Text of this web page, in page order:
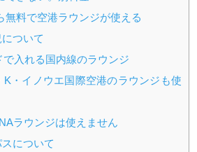
料で空港ラウンジが使える
ついて
入れる国内線のラウンジ
・イノウエ国際空港のラウンジも使
ラウンジは使えません
について